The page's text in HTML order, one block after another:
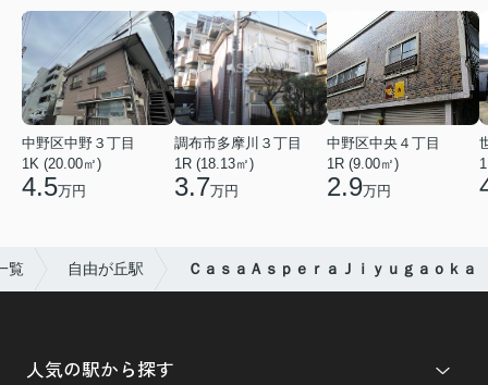
中野区中野３丁目
1K (20.00㎡)
4.5万円
調布市多摩川３丁目
1R (18.13㎡)
3.7万円
中野区中央４丁目
1R (9.00㎡)
2.9万円
覧 自由が丘駅 ＣａｓａＡｓｐｅｒａＪｉｙｕｇａｏｋａ
人気の駅から探す